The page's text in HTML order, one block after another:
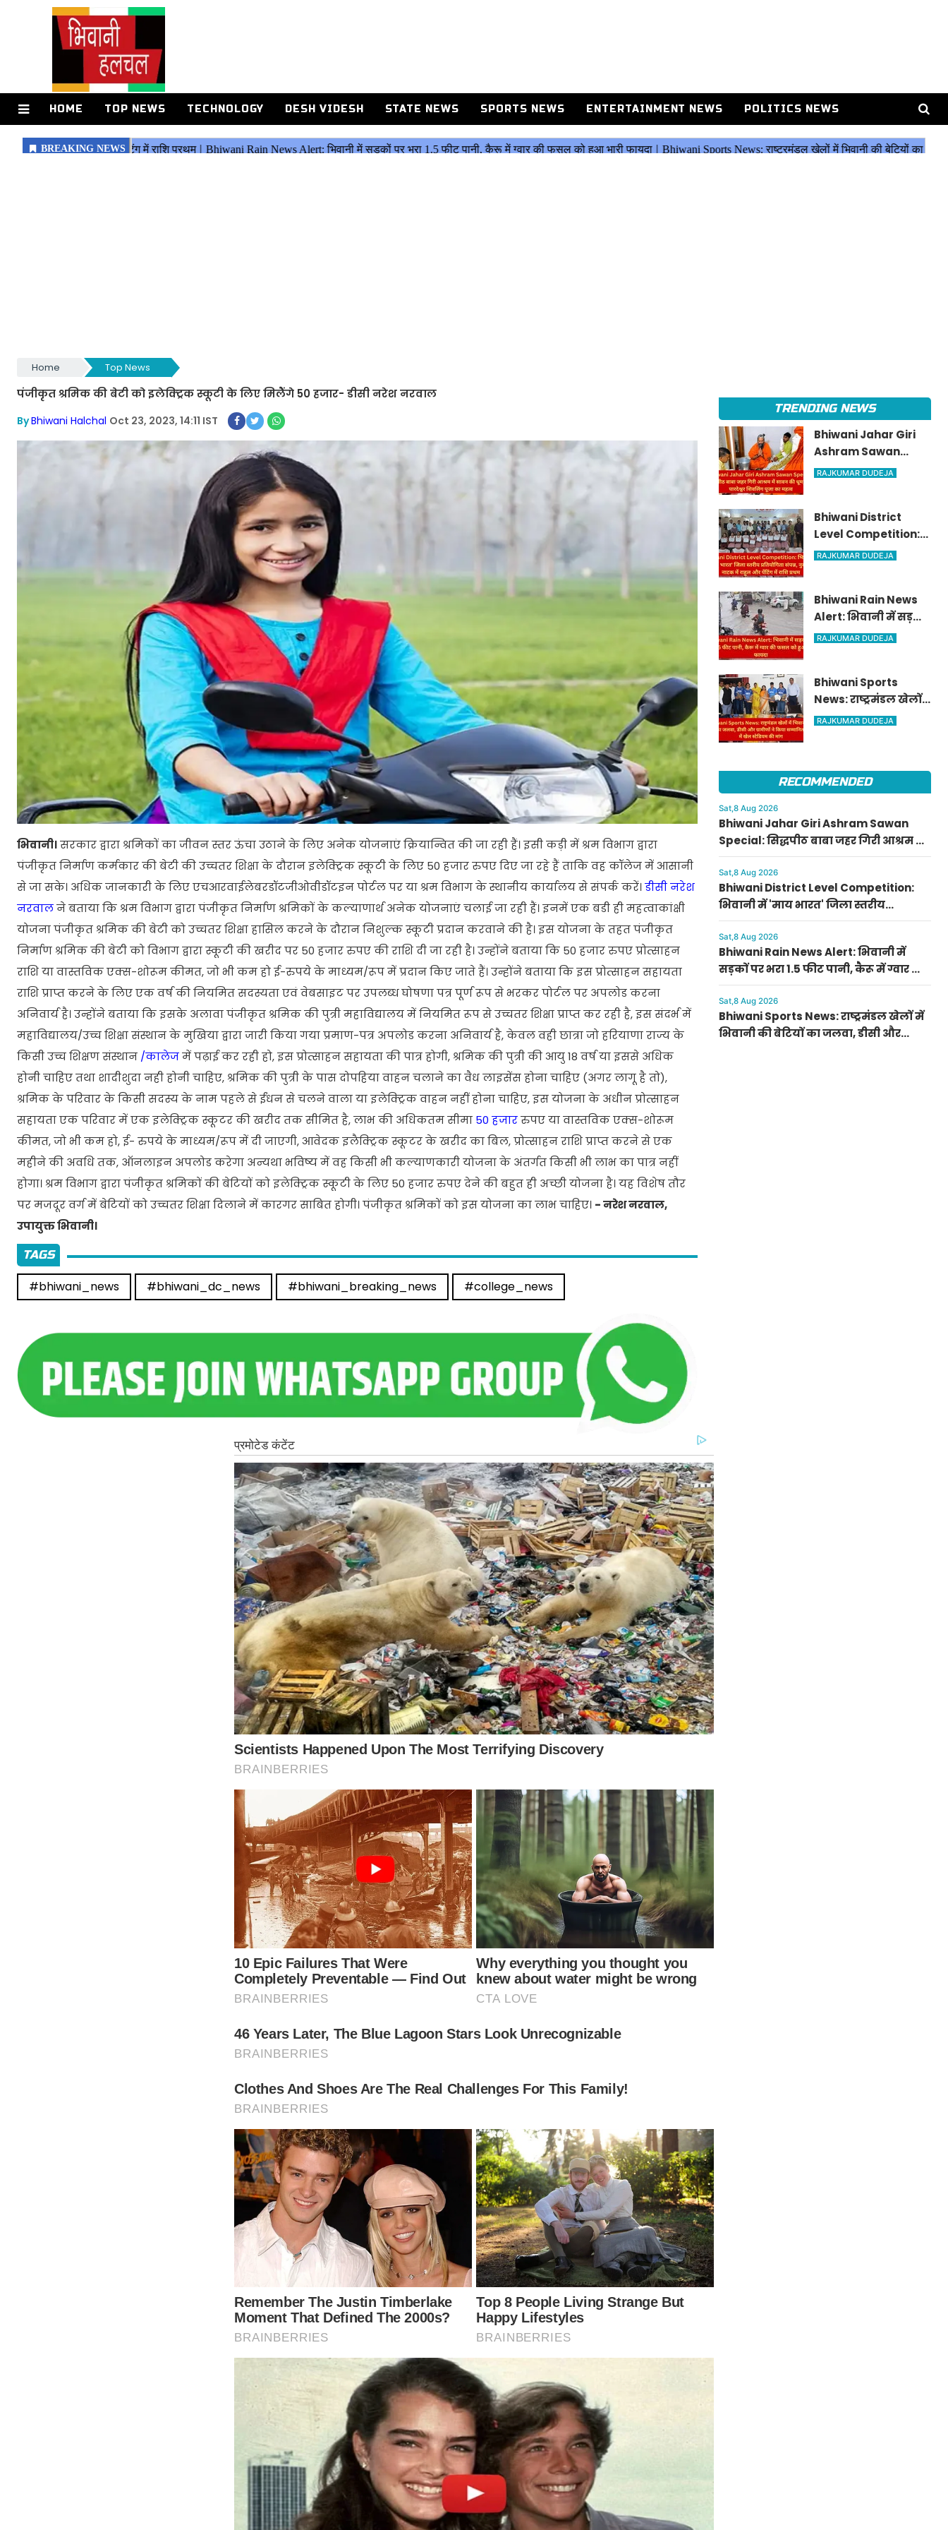
HOME TOP NEWS TECHNOLOGY DESH VIDESH STATE NEWS SPORTS NEWS ENTERTAINMENT NEWS POLITICS NEWS
Home Top News
पंजीकृत श्रमिक की बेटी को इलेक्ट्रिक स्कूटी के लिए मिलेेंगे 50 हजार- डीसी नरेश नरवाल
ByBhiwani Halchal Oct 23, 2023, 14:11 IST
भिवानी।सरकार द्वारा श्रमिकों का जीवन स्तर ऊंचा उठाने के लिए अनेक योजनाएं क्रियान्वित की जा रही हैं। इसी कड़ी में श्रम विभाग द्वारा
पंजीकृत निर्माण कर्मकार की बेटी की उच्चतर शिक्षा के दौरान इलेक्ट्रिक स्कूटी के लिए 50 हजार रुपए दिए जा रहे हैं ताकि वह कॉलेज में आसानी
से जा सके। अधिक जानकारी के लिए एचआरवाईलेबरडॉटजीओवीडॉटइन पोर्टल पर या श्रम विभाग के स्थानीय कार्यालय से संपर्क करें।डीसी नरेश
नरवालने बताया कि श्रम विभाग द्वारा पंजीकृत निर्माण श्रमिकों के कल्याणार्थ अनेक योजनाएं चलाई जा रही हैं। इनमें एक बडी ही महत्वाकांक्षी
योजना पंजीकृत श्रमिक की बेटी को उच्चतर शिक्षा हासिल करने के दौरान निशुल्क स्कूटी प्रदान करवाने की है। इस योजना के तहत पंजीकृत
निर्माण श्रमिक की बेटी को विभाग द्वारा स्कूटी की खरीद पर 50 हजार रुपए की राशि दी जा रही है। उन्होंने बताया कि 50 हजार रुपए प्रोत्साहन
राशि या वास्तविक एक्स-शोरूम कीमत, जो भी कम हो ई-रुपये के माध्यम/रूप में प्रदान किए जाते हैं। उन्होंने बताया कि इस प्रोत्साहन सहायता
राशि प्राप्त करने के लिए एक वर्ष की नियमित सदस्यता एवं वेबसाइट पर उपलब्ध घोषणा पत्र पूर्ण रूप से भरकर पोर्टल पर अपलोड करना
अनिवार्य है। उन्होंने बताया कि इसके अलावा पंजीकृत श्रमिक की पुत्री महाविद्यालय में नियमित रूप से उच्चतर शिक्षा प्राप्त कर रही है, इस संदर्भ में
महाविद्यालय/उच्च शिक्षा संस्थान के मुखिया द्वारा जारी किया गया प्रमाण-पत्र अपलोड करना अनिवार्य है, केवल वही छात्रा जो हरियाणा राज्य के
किसी उच्च शिक्षण संस्थान /कालेजमें पढ़ाई कर रही हो, इस प्रोत्साहन सहायता की पात्र होगी, श्रमिक की पुत्री की आयु 18 वर्ष या इससे अधिक
होनी चाहिए तथा शादीशुदा नही होनी चाहिए, श्रमिक की पुत्री के पास दोपहिया वाहन चलाने का वैध लाइसेंस होना चाहिए (अगर लागू है तो),
श्रमिक के परिवार के किसी सदस्य के नाम पहले से ईंधन से चलने वाला या इलेक्ट्रिक वाहन नहीं होना चाहिए, इस योजना के अधीन प्रोत्साहन
सहायता एक परिवार में एक इलेक्ट्रिक स्कूटर की खरीद तक सीमित है, लाभ की अधिकतम सीमा 50 हजाररुपए या वास्तविक एक्स-शोरूम
कीमत, जो भी कम हो, ई- रुपये के माध्यम/रूप में दी जाएगी, आवेदक इलैक्ट्रिक स्कूटर के खरीद का बिल, प्रोत्साहन राशि प्राप्त करने से एक
महीने की अवधि तक, ऑनलाइन अपलोड करेगा अन्यथा भविष्य में वह किसी भी कल्याणकारी योजना के अंतर्गत किसी भी लाभ का पात्र नहीं
होगा। श्रम विभाग द्वारा पंजीकृत श्रमिकों की बेटियों को इलेक्ट्रिक स्कूटी के लिए 50 हजार रुपए देने की बहुत ही अच्छी योजना है। यह विशेष तौर
पर मजदूर वर्ग में बेटियों को उच्चतर शिक्षा दिलाने में कारगर साबित होगी। पंजीकृत श्रमिकों को इस योजना का लाभ चाहिए। - नरेश नरवाल,
उपायुक्त भिवानी।
TAGS
#bhiwani_news #bhiwani_dc_news #bhiwani_breaking_news #college_news
TRENDING NEWS
Bhiwani Jahar Giri
Ashram Sawan
Special: सिद्धपीठ बाबा
पारदेश्वर शिवलिंग पूजा
का महत्व
RAJKUMAR DUDEJA
Bhiwani District
Level Competition:
भिवानी में 'माय भारत'
राहुल और पेंटिंग में राशि
प्रथम
RAJKUMAR DUDEJA
Bhiwani Rain News
Alert: भिवानी में सड़कों
पर भरा 1.5 फीट पानी,
RAJKUMAR DUDEJA
Bhiwani Sports
News: राष्ट्रमंडल खेलों
में भिवानी की बेटियों का
खेल स्टेडियम की मांग
RAJKUMAR DUDEJA
RECOMMENDED
Sat,8 Aug 2026
Bhiwani Jahar Giri Ashram Sawan
Special: सिद्धपीठ बाबा जहर गिरी आश्रम में
सावन की धूम, जानें पारदेश्वर शिवलिंग पूजा
का महत्व
Sat,8 Aug 2026
Bhiwani District Level Competition:
भिवानी में 'माय भारत' जिला स्तरीय
प्रतियोगिता संपन्न, नुक्कड़ नाटक में राहुल
और पेंटिंग में राशि प्रथम
Sat,8 Aug 2026
Bhiwani Rain News Alert: भिवानी में
सड़कों पर भरा 1.5 फीट पानी, कैरू में ग्वार की
फसल को हुआ भारी फायदा
Sat,8 Aug 2026
Bhiwani Sports News: राष्ट्रमंडल खेलों में
भिवानी की बेटियों का जलवा, डीसी और